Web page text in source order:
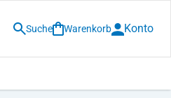
Suche Warenkorb Konto